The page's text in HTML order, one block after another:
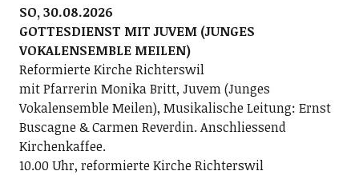
SO, 30.08.2026
GOTTESDIENST MIT JUVEM (JUNGES
VOKALENSEMBLE MEILEN)
Reformierte Kirche Richterswil
mit Pfarrerin Monika Britt, Juvem (Junges
Vokalensemble Meilen), Musikalische Leitung: Ernst
Buscagne & Carmen Reverdin. Anschliessend
Kirchenkaffee.
10.00 Uhr, reformierte Kirche Richterswil